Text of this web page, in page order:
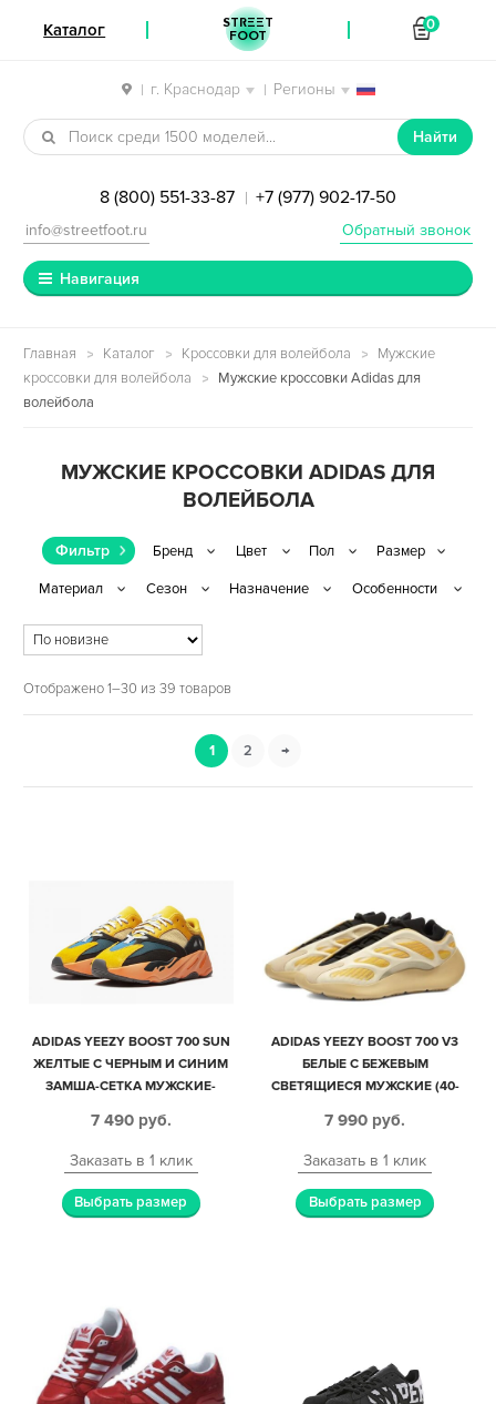
| г. Краснодар | Регионы
Перейти к навигации
Перейти к содержимому
Найти
8 (800) 551-33-87 | +7 (977) 902-17-50
Обратный звонок
info@streetfoot.ru
Навигация
Главная Каталог Кроссовки для волейбола
Мужские
кроссовки для волейбола
Мужские кроссовки Adidas для
волейбола
МУЖСКИЕ КРОССОВКИ ADIDAS ДЛЯ
ВОЛЕЙБОЛА
Фильтр
Отображено 1–30 из 39 товаров
1 2 →
ADIDAS YEEZY BOOST 700 SUN
ЖЕЛТЫЕ С ЧЕРНЫМ И СИНИМ
ЗАМША-СЕТКА МУЖСКИЕ-
7 490 руб.
Заказать в 1 клик
Выбрать размер
ADIDAS YEEZY BOOST 700 V3
БЕЛЫЕ С БЕЖЕВЫМ
СВЕТЯЩИЕСЯ МУЖСКИЕ (40-
7 990 руб.
Заказать в 1 клик
Выбрать размер
Каталог STREET
FOOT
0